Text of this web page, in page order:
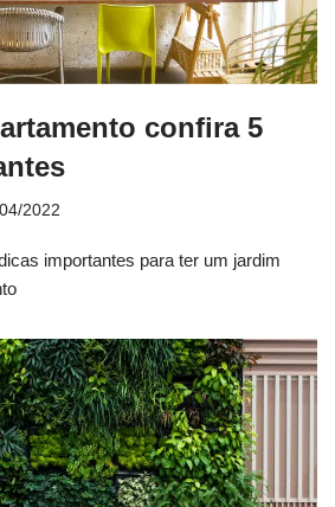
confira 5
2022
importantes para ter um jardim